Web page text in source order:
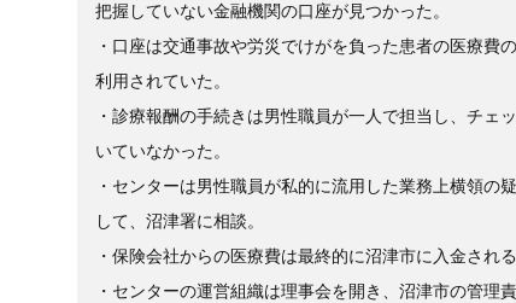
把握していない金融機関の口座が見つかった。
・口座は交通事故や労災でけがを負った患者の医療費
利用されていた。
・診療報酬の手続きは男性職員が一人で担当し、チェ
いていなかった。
・センターは男性職員が私的に流用した業務上横領の
して、沼津署に相談。
・保険会社からの医療費は最終的に沼津市に入金される
・センターの運営組織は理事会を開き、沼津市の管理